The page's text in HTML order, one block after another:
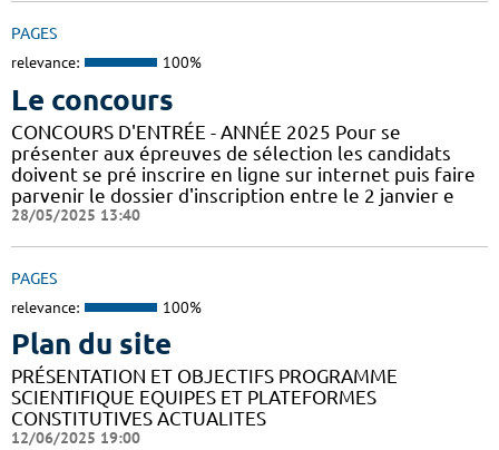
PAGES
relevance: 100%
Le concours
CONCOURS D'ENTRÉE - ANNÉE 2025 Pour se
présenter aux épreuves de sélection les candidats
doivent se pré inscrire en ligne sur internet puis faire
parvenir le dossier d'inscription entre le 2 janvier e
28/05/2025 13:40
PAGES
relevance: 100%
Plan du site
PRÉSENTATION ET OBJECTIFS PROGRAMME
SCIENTIFIQUE EQUIPES ET PLATEFORMES
CONSTITUTIVES ACTUALITES
12/06/2025 19:00